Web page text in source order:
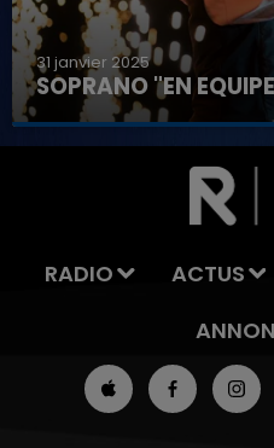
LA TEAM DE L'ÉTÉ
31 janvier 2025
SOPRANO "EN
RADIO ACTUS